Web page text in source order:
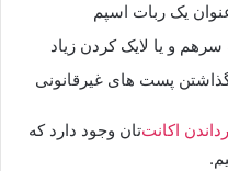
یک ربات اسپم
و یا لایک کردن زیاد
پست های غیرقانونی
اکانت‌تان وجود دارد که